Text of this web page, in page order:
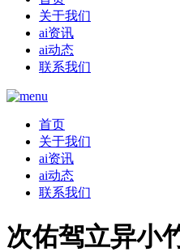
关于我们
ai资讯
ai动态
联系我们
首页
关于我们
ai资讯
ai动态
联系我们
次佑驾立异小